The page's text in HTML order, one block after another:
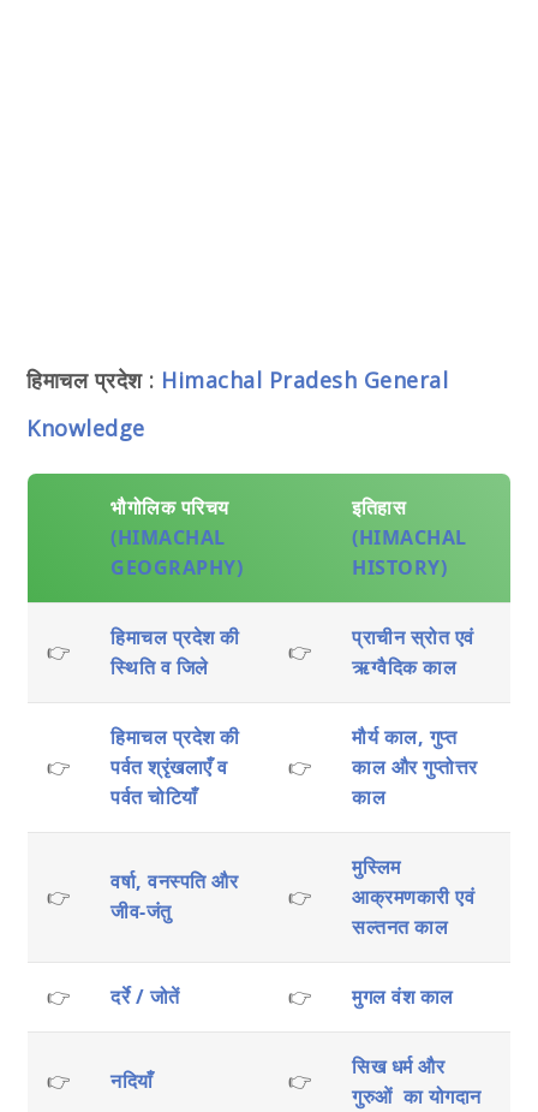
हिमाचल प्रदेश : Himachal Pradesh General
Knowledge
भौगोलिक परिचय
(HIMACHAL
GEOGRAPHY)
इतिहास
(HIMACHAL
HISTORY)
👉
हिमाचल प्रदेश की
स्थिति व जिले
👉
प्राचीन स्रोत एवं
ऋग्वैदिक काल
👉
हिमाचल प्रदेश की
पर्वत श्रृंखलाएँ व
पर्वत चोटियाँ
👉
मौर्य काल, गुप्त
काल और गुप्तोत्तर
काल
👉
वर्षा, वनस्पति और
जीव-जंतु
👉
मुस्लिम
आक्रमणकारी एवं
सल्तनत काल
👉 दर्रे / जोतें 👉 मुगल वंश काल
👉 नदियाँ 👉
सिख धर्म और
गुरुओं का योगदान